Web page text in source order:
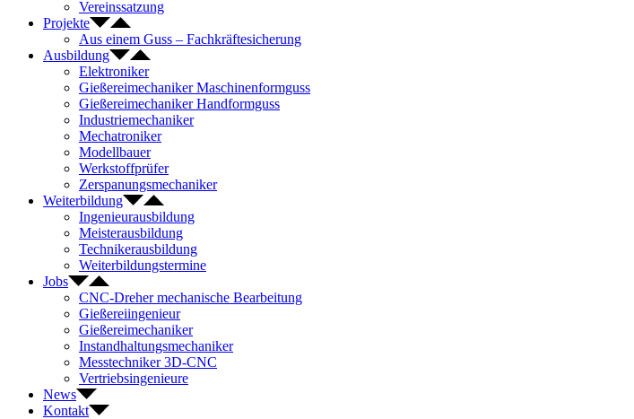
Vereinssatzung
Projekte
Aus einem Guss – Fachkräftesicherung
Ausbildung
Elektroniker
Gießereimechaniker Maschinenformguss
Gießereimechaniker Handformguss
Industriemechaniker
Mechatroniker
Modellbauer
Werkstoffprüfer
Zerspanungsmechaniker
Weiterbildung
Ingenieurausbildung
Meisterausbildung
Technikerausbildung
Weiterbildungstermine
Jobs
CNC-Dreher mechanische Bearbeitung
Gießereiingenieur
Gießereimechaniker
Instandhaltungsmechaniker
Messtechniker 3D-CNC
Vertriebsingenieure
News
Kontakt